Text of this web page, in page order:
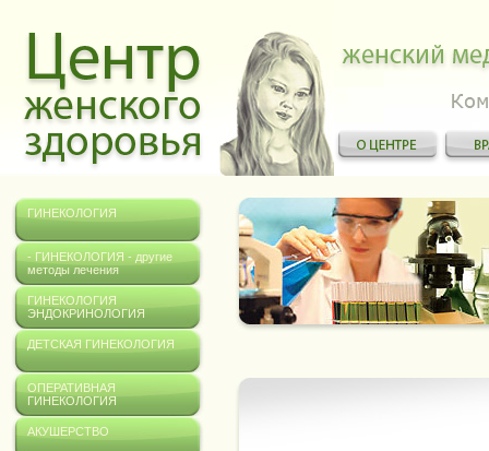
ГИНЕКОЛОГИЯ
- ГИНЕКОЛОГИЯ - другие
методы лечения
ГИНЕКОЛОГИЯ
ЭНДОКРИНОЛОГИЯ
ДЕТСКАЯ ГИНЕКОЛОГИЯ
ОПЕРАТИВНАЯ
ГИНЕКОЛОГИЯ
АКУШЕРСТВО